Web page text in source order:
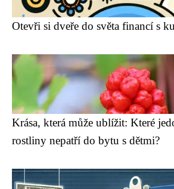
Otevři si dveře do světa financí s
Krása, která může ublížit: Které
rostliny nepatří do bytu s dětmi?